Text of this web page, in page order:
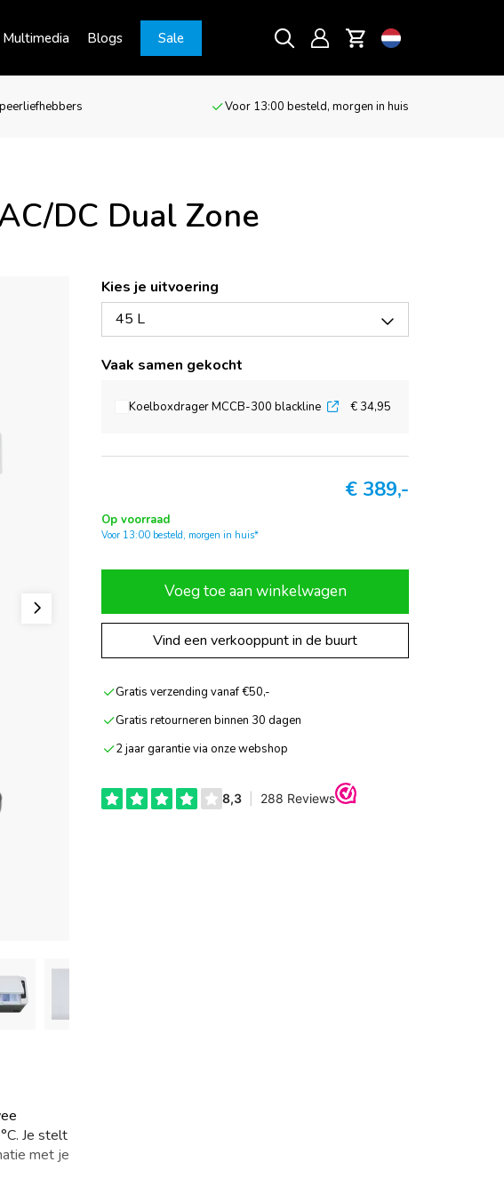
Multimedia Blogs Sale
Voor 13:00 besteld, morgen in huis
DC Dual Zone
Je stelt
met je
Kies je uitvoering
45 L
Vaak samen gekocht
Koelboxdrager MCCB-300 blackline € 34,95
€ 389,-
Op voorraad
Voor 13:00 besteld, morgen in huis*
Voeg toe aan winkelwagen
Vind een verkooppunt in de buurt
Gratis verzending vanaf €50,-
Gratis retourneren binnen 30 dagen
2 jaar garantie via onze webshop